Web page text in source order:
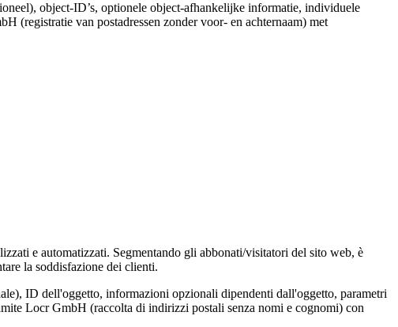
object-ID’s, optionele object-afhankelijke informatie, individuele
(registratie van postadressen zonder voor- en achternaam) met
e automatizzati. Segmentando gli abbonati/visitatori del sito web, è
la soddisfazione dei clienti.
ID dell'oggetto, informazioni opzionali dipendenti dall'oggetto, parametri
Locr GmbH (raccolta di indirizzi postali senza nomi e cognomi) con